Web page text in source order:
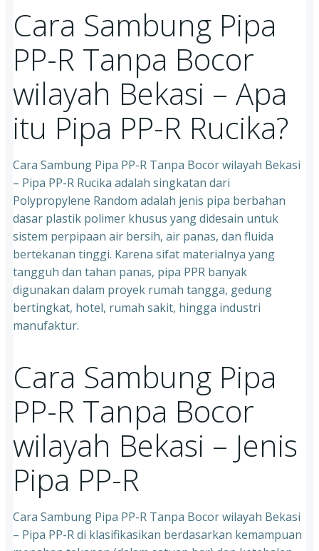
Cara Sambung Pipa
PP-R Tanpa Bocor
wilayah Bekasi – Apa
itu Pipa PP-R Rucika?
Cara Sambung Pipa PP-R Tanpa Bocor wilayah Bekasi
– Pipa PP-R Rucika adalah singkatan dari
Polypropylene Random adalah jenis pipa berbahan
dasar plastik polimer khusus yang didesain untuk
sistem perpipaan air bersih, air panas, dan fluida
bertekanan tinggi. Karena sifat materialnya yang
tangguh dan tahan panas, pipa PPR banyak
digunakan dalam proyek rumah tangga, gedung
bertingkat, hotel, rumah sakit, hingga industri
manufaktur.
Cara Sambung Pipa
PP-R Tanpa Bocor
wilayah Bekasi – Jenis
Pipa PP-R
Cara Sambung Pipa PP-R Tanpa Bocor wilayah Bekasi
– Pipa PP-R di klasifikasikan berdasarkan kemampuan